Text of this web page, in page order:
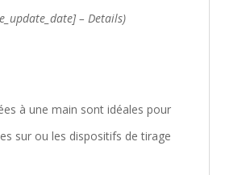
– Details)
à une main sont idéales pour
sur ou les dispositifs de tirage